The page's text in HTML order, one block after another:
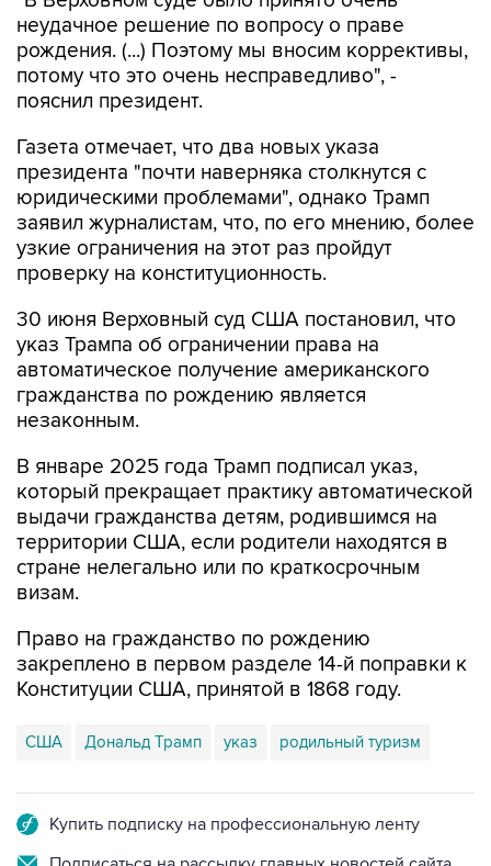
неудачное решение по вопросу о праве
рождения. (...) Поэтому мы вносим коррективы,
потому что это очень несправедливо", -
пояснил президент.
Газета отмечает, что два новых указа
президента "почти наверняка столкнутся с
юридическими проблемами", однако Трамп
заявил журналистам, что, по его мнению, более
узкие ограничения на этот раз пройдут
проверку на конституционность.
30 июня Верховный суд США постановил, что
указ Трампа об ограничении права на
автоматическое получение американского
гражданства по рождению является
незаконным.
В январе 2025 года Трамп подписал указ,
который прекращает практику автоматической
выдачи гражданства детям, родившимся на
территории США, если родители находятся в
стране нелегально или по краткосрочным
визам.
Право на гражданство по рождению
закреплено в первом разделе 14-й поправки к
Конституции США, принятой в 1868 году.
США Дональд Трамп указ родильный туризм
Купить подписку на профессиональную ленту